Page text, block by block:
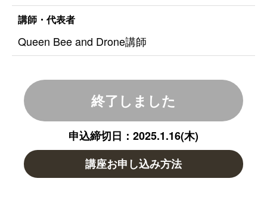
講師・代表者
Queen Bee and Drone講師
終了しました
申込締切日：2025.1.16(木)
講座お申し込み方法